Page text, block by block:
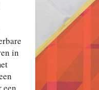
in